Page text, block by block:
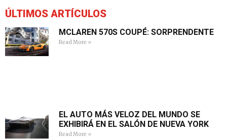
ÚLTIMOS ARTÍCULOS
MCLAREN 570S COUPÉ: SORPRENDENTE
Read More »
EL AUTO MÁS VELOZ DEL MUNDO SE
EXHIBIRÁ EN EL SALÓN DE NUEVA YORK
Read More »